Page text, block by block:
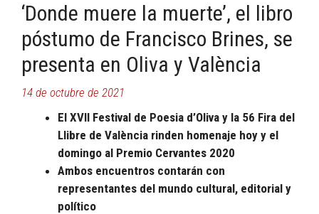
‘Donde muere la muerte’, el libro
póstumo de Francisco Brines, se
presenta en Oliva y València
14 de octubre de 2021
El XVII Festival de Poesia d’Oliva y la 56 Fira del
Llibre de València rinden homenaje hoy y el
domingo al Premio Cervantes 2020
Ambos encuentros contarán con
representantes del mundo cultural, editorial y
político